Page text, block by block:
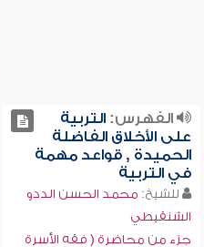
الفهرس:التربية
على الأخلاق الفاضلة
الحميدة , قواعد مهمة
في التربية
للشيخ: محمد الحسن الددو
الشنقيطي
جزء من محاضرة ( فقه الأسرة